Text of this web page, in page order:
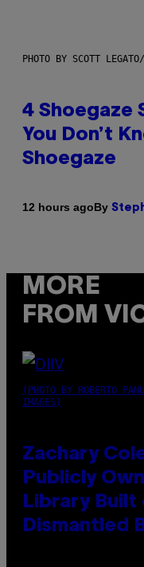
PHOTO BY SCOTT
4 Shoegaze
You Don’t
Shoegaze
12 hours agoBy
MORE
FROM
(PHOTO BY ROBERTO
IMAGES)
Zachary
Publicly
Library Built
Dismantled